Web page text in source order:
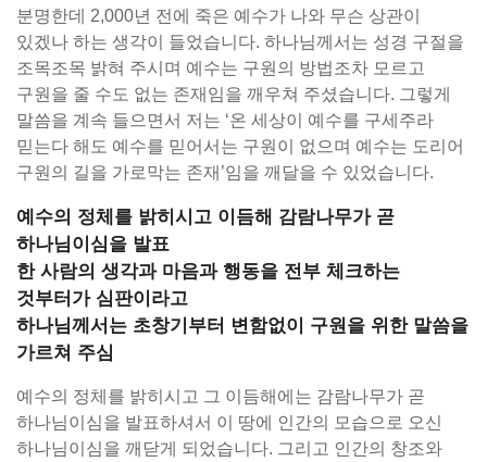
분명한데 2,000년 전에 죽은 예수가 나와 무슨 상관이
있겠나 하는 생각이 들었습니다. 하나님께서는 성경 구절을
조목조목 밝혀 주시며 예수는 구원의 방법조차 모르고
구원을 줄 수도 없는 존재임을 깨우쳐 주셨습니다. 그렇게
말씀을 계속 들으면서 저는 ‘온 세상이 예수를 구세주라
믿는다 해도 예수를 믿어서는 구원이 없으며 예수는 도리어
구원의 길을 가로막는 존재’임을 깨달을 수 있었습니다.
예수의 정체를 밝히시고 이듬해 감람나무가 곧
하나님이심을 발표
한 사람의 생각과 마음과 행동을 전부 체크하는
것부터가 심판이라고
하나님께서는 초창기부터 변함없이 구원을 위한 말씀을
가르쳐 주심
예수의 정체를 밝히시고 그 이듬해에는 감람나무가 곧
하나님이심을 발표하셔서 이 땅에 인간의 모습으로 오신
하나님이심을 깨닫게 되었습니다. 그리고 인간의 창조와